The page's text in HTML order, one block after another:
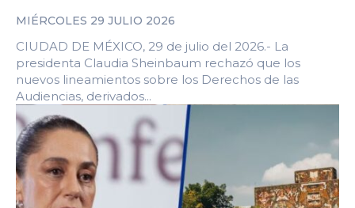
MIÉRCOLES 29 JULIO 2026
CIUDAD DE MÉXICO, 29 de julio del 2026.- La
presidenta Claudia Sheinbaum rechazó que los
nuevos lineamientos sobre los Derechos de las
Audiencias, derivados...